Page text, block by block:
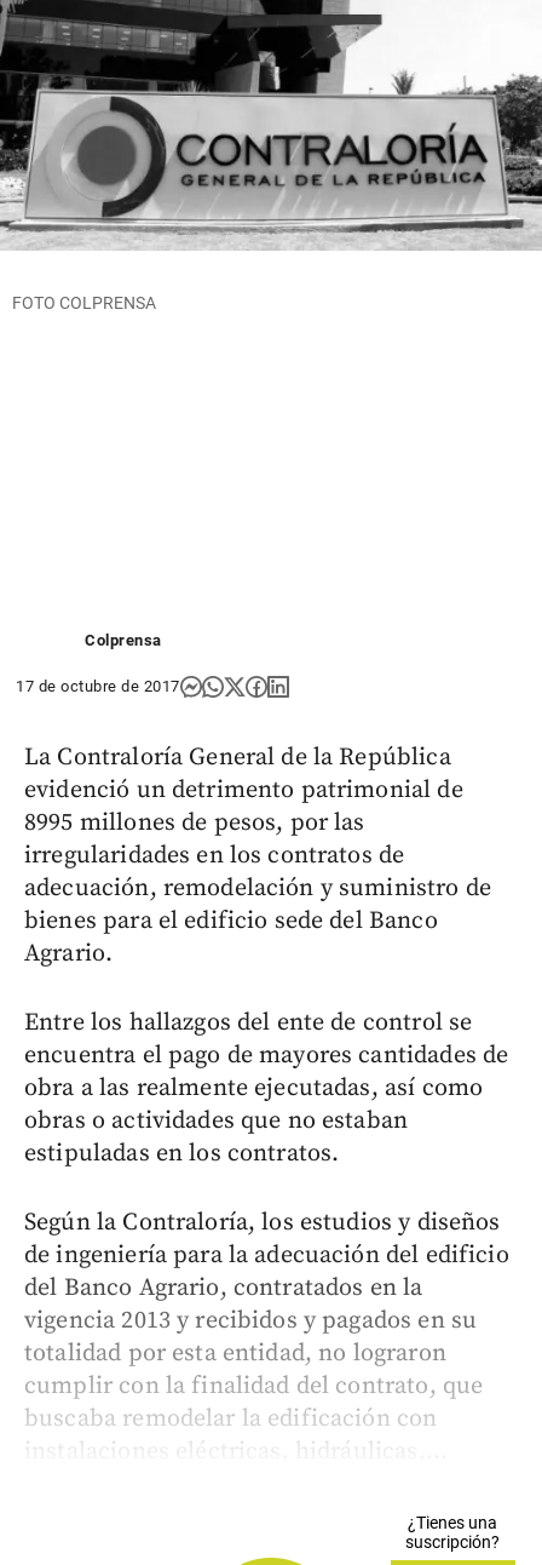
FOTO COLPRENSA
Colprensa
17 de octubre de 2017
La Contraloría General de la República
evidenció un detrimento patrimonial de
8995 millones de pesos, por las
irregularidades en los contratos de
adecuación, remodelación y suministro de
bienes para el edificio sede del Banco
Agrario.
Entre los hallazgos del ente de control se
encuentra el pago de mayores cantidades de
obra a las realmente ejecutadas, así como
obras o actividades que no estaban
estipuladas en los contratos.
Según la Contraloría, los estudios y diseños
de ingeniería para la adecuación del edificio
del Banco Agrario, contratados en la
vigencia 2013 y recibidos y pagados en su
totalidad por esta entidad, no lograron
cumplir con la finalidad del contrato, que
buscaba remodelar la edificación con
instalaciones eléctricas, hidráulicas,...
¿Tienes una
suscripción?